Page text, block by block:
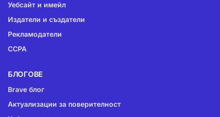
Уебсайт и имейл
Издатели и създатели
Рекламодатели
CCPA
БЛОГОВЕ
Brave блог
Актуализации за поверителност